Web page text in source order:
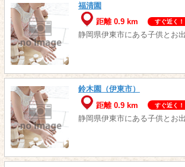
福清園
距離 0.9 km
すぐ近く！
静岡県伊東市にある子供とお
鈴木園（伊東市）
距離 0.9 km
すぐ近く！
静岡県伊東市にある子供とお